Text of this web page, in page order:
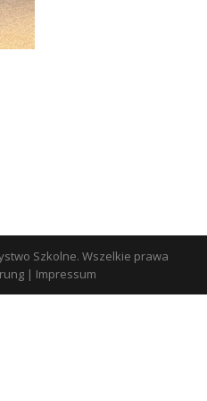
Szkolne. Wszelkie prawa
| Impressum